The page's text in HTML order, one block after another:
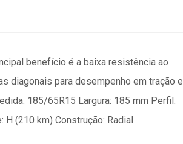
benefício é a baixa resistência ao
diagonais para desempenho em tração e
185/65R15 Largura: 185 mm Perfil:
(210 km) Construção: Radial